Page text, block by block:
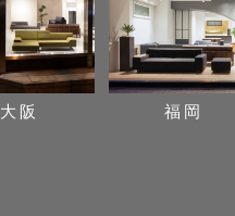
大阪 福岡